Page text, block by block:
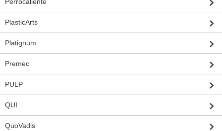
PlasticArts
Platignum
Premec
PULP
QUI
QuoVadis